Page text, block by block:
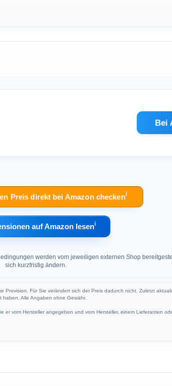
Bei
Preis direkt bei Amazon checkenℹ︎
auf Amazon lesenℹ︎
werden vom jeweiligen externen Shop
sich kurzfristig ändern.
Für Sie verändert sich der Preis dadurch nicht. Zuletzt
Alle Angaben ohne Gewähr.
vom Hersteller angegeben und vom Hersteller, einem Lieferanten